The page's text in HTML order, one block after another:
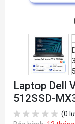
Laptop Dell
512SSD-
(0